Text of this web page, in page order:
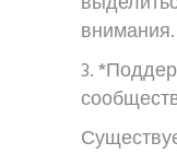
внимания.
3.